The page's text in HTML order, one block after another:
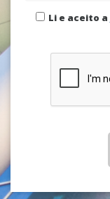
Li e aceito a